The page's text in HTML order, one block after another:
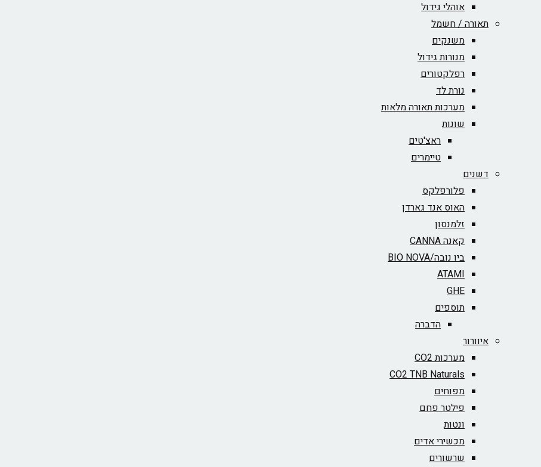
אוהלי גידול
תאורה / חשמל
משנקים
מנורות גידול
רפלקטורים
נורת לד
מערכות תאורה מלאות
שונות
ראצ'טים
טיימרים
דשנים
פלורפלקס
האוס אנד גארדן
זלמנסון
קאנה CANNA
ביו נובה/BIO NOVA‏
ATAMI
GHE
תוספים
הדברה
איוורור
מערכות CO2
CO2 TNB Naturals
מפוחים
פילטר פחם
ונטות
מכשירי אדים
שרשורים